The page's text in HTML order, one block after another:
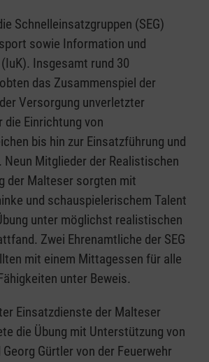
Schnelleinsatzgruppen (SEG)
sowie Information und
Insgesamt rund 30
das Zusammenspiel der
Versorgung unverletzter
Einrichtung von
bis hin zur Einsatzführung und
Mitglieder der Realistischen
der Malteser sorgten mit
und schauspielerischem Talent
unter möglichst realistischen
Zwei Ehrenamtliche der SEG
mit einem Mittagessen für alle
unter Beweis.
Einsatzdienste der Malteser
die Übung mit Unterstützung von
Gürtler von der Feuerwehr